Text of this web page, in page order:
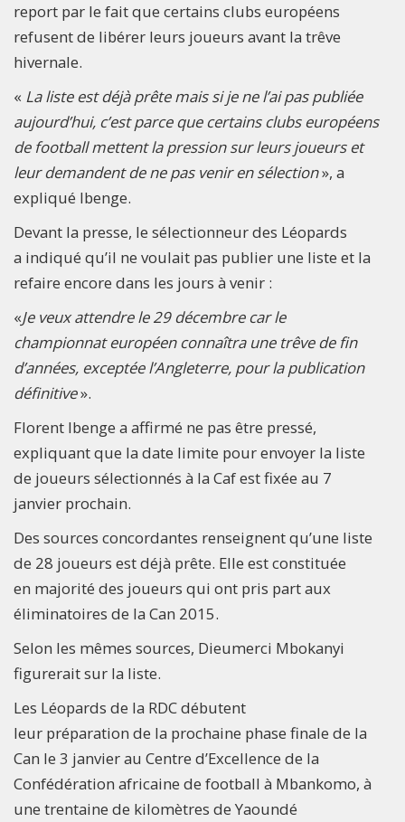
report par le fait que certains clubs européens
refusent de libérer leurs joueurs avant la trêve
hivernale.
« La liste est déjà prête mais si je ne l’ai pas publiée
aujourd’hui, c’est parce que certains clubs européens
de football mettent la pression sur leurs joueurs et
leur demandent de ne pas venir en sélection», a
expliqué Ibenge.
Devant la presse, le sélectionneur des Léopards
a indiqué qu’il ne voulait pas publier une liste et la
refaire encore dans les jours à venir :
«Je veux attendre le 29 décembre car le
championnat européen connaîtra une trêve de fin
d’années, exceptée l’Angleterre, pour la publication
définitive».
Florent Ibenge a affirmé ne pas être pressé,
expliquant que la date limite pour envoyer la liste
de joueurs sélectionnés à la Caf est fixée au 7
janvier prochain.
Des sources concordantes renseignent qu’une liste
de 28 joueurs est déjà prête. Elle est constituée
en majorité des joueurs qui ont pris part aux
éliminatoires de la Can 2015.
Selon les mêmes sources, Dieumerci Mbokanyi
figurerait sur la liste.
Les Léopards de la RDC débutent
leur préparation de la prochaine phase finale de la
Can le 3 janvier au Centre d’Excellence de la
Confédération africaine de football à Mbankomo, à
une trentaine de kilomètres de Yaoundé